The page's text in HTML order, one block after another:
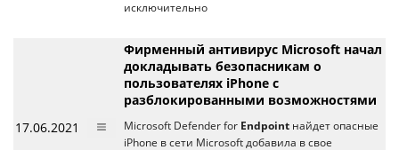
исключительно
17.06.2021
Фирменный антивирус Microsoft начал
докладывать безопасникам о
пользователях iPhone с
разблокированными возможностями
Microsoft Defender for Endpoint найдет опасные
iPhone в сети Microsoft добавила в свое